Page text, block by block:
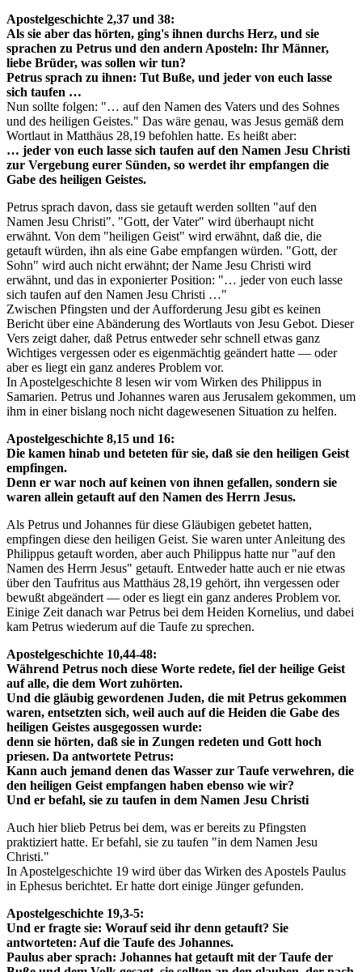
Apostelgeschichte 2,37 und 38:
Als sie aber das hörten, ging's ihnen durchs Herz, und sie
sprachen zu Petrus und den andern Aposteln: Ihr Männer,
liebe Brüder, was sollen wir tun?
Petrus sprach zu ihnen: Tut Buße, und jeder von euch lasse
sich taufen …
Nun sollte folgen: "… auf den Namen des Vaters und des Sohnes
und des heiligen Geistes." Das wäre genau, was Jesus gemäß dem
Wortlaut in Matthäus 28,19 befohlen hatte. Es heißt aber:
… jeder von euch lasse sich taufen auf den Namen Jesu Christi
zur Vergebung eurer Sünden, so werdet ihr empfangen die
Gabe des heiligen Geistes.
Petrus sprach davon, dass sie getauft werden sollten "auf den
Namen Jesu Christi". "Gott, der Vater" wird überhaupt nicht
erwähnt. Von dem "heiligen Geist" wird erwähnt, daß die, die
getauft würden, ihn als eine Gabe empfangen würden. "Gott, der
Sohn" wird auch nicht erwähnt; der Name Jesu Christi wird
erwähnt, und das in exponierter Position: "… jeder von euch lasse
sich taufen auf den Namen Jesu Christi …"
Zwischen Pfingsten und der Aufforderung Jesu gibt es keinen
Bericht über eine Abänderung des Wortlauts von Jesu Gebot. Dieser
Vers zeigt daher, daß Petrus entweder sehr schnell etwas ganz
Wichtiges vergessen oder es eigenmächtig geändert hatte — oder
aber es liegt ein ganz anderes Problem vor.
In Apostelgeschichte 8 lesen wir vom Wirken des Philippus in
Samarien. Petrus und Johannes waren aus Jerusalem gekommen, um
ihm in einer bislang noch nicht dagewesenen Situation zu helfen.
Apostelgeschichte 8,15 und 16:
Die kamen hinab und beteten für sie, daß sie den heiligen Geist
empfingen.
Denn er war noch auf keinen von ihnen gefallen, sondern sie
waren allein getauft auf den Namen des Herrn Jesus.
Als Petrus und Johannes für diese Gläubigen gebetet hatten,
empfingen diese den heiligen Geist. Sie waren unter Anleitung des
Philippus getauft worden, aber auch Philippus hatte nur "auf den
Namen des Herrn Jesus" getauft. Entweder hatte auch er nie etwas
über den Taufritus aus Matthäus 28,19 gehört, ihn vergessen oder
bewußt abgeändert — oder es liegt ein ganz anderes Problem vor.
Einige Zeit danach war Petrus bei dem Heiden Kornelius, und dabei
kam Petrus wiederum auf die Taufe zu sprechen.
Apostelgeschichte 10,44-48:
Während Petrus noch diese Worte redete, fiel der heilige Geist
auf alle, die dem Wort zuhörten.
Und die gläubig gewordenen Juden, die mit Petrus gekommen
waren, entsetzten sich, weil auch auf die Heiden die Gabe des
heiligen Geistes ausgegossen wurde:
denn sie hörten, daß sie in Zungen redeten und Gott hoch
priesen. Da antwortete Petrus:
Kann auch jemand denen das Wasser zur Taufe verwehren, die
den heiligen Geist empfangen haben ebenso wie wir?
Und er befahl, sie zu taufen in dem Namen Jesu Christi
Auch hier blieb Petrus bei dem, was er bereits zu Pfingsten
praktiziert hatte. Er befahl, sie zu taufen "in dem Namen Jesu
Christi."
In Apostelgeschichte 19 wird über das Wirken des Apostels Paulus
in Ephesus berichtet. Er hatte dort einige Jünger gefunden.
Apostelgeschichte 19,3-5:
Und er fragte sie: Worauf seid ihr denn getauft? Sie
antworteten: Auf die Taufe des Johannes.
Paulus aber sprach: Johannes hat getauft mit der Taufe der